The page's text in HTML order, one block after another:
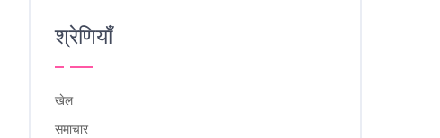
श्रेणियाँ
खेल
समाचार